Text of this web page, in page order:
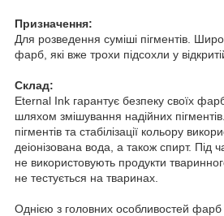
Призначення:
Для розведення суміші пігментів.
фарб, які вже трохи підсохли у
Склад:
Eternal Ink гарантує безпеку своїх
шляхом змішування надійних
пігментів та стабілізації кольору
деіонізована вода, а також спирт. Під
не використовують продукти
не тестується на тваринах.
Однією з головних особливостей фарб